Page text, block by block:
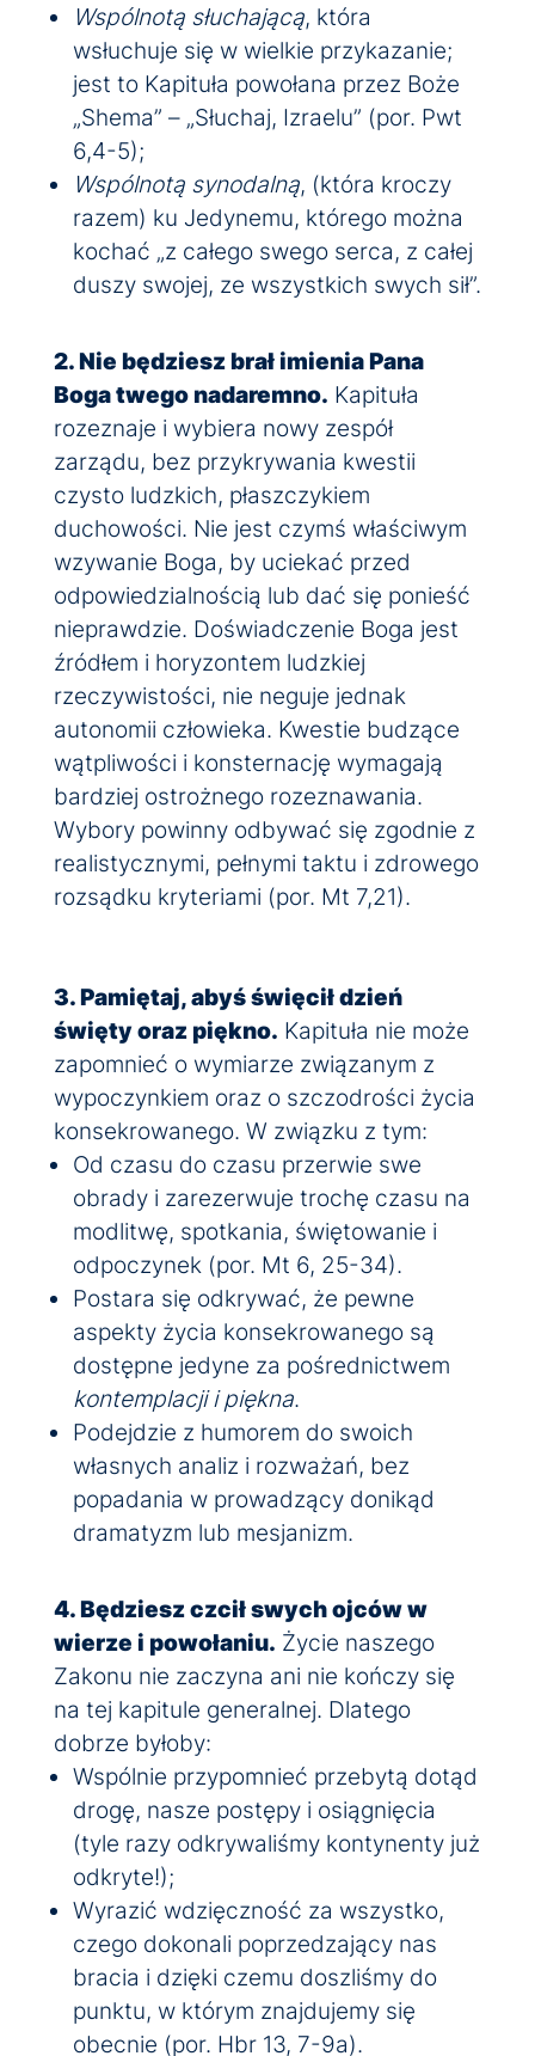
Wspólnotą słuchającą, która
wsłuchuje się w wielkie przykazanie;
jest to Kapituła powołana przez Boże
„Shema” – „Słuchaj, Izraelu” (por. Pwt
6,4-5);
Wspólnotą synodalną, (która kroczy
razem) ku Jedynemu, którego można
kochać „z całego swego serca, z całej
duszy swojej, ze wszystkich swych sił”.
2. Nie będziesz brał imienia Pana
Boga twego nadaremno. Kapituła
rozeznaje i wybiera nowy zespół
zarządu, bez przykrywania kwestii
czysto ludzkich, płaszczykiem
duchowości. Nie jest czymś właściwym
wzywanie Boga, by uciekać przed
odpowiedzialnością lub dać się ponieść
nieprawdzie. Doświadczenie Boga jest
źródłem i horyzontem ludzkiej
rzeczywistości, nie neguje jednak
autonomii człowieka. Kwestie budzące
wątpliwości i konsternację wymagają
bardziej ostrożnego rozeznawania.
Wybory powinny odbywać się zgodnie z
realistycznymi, pełnymi taktu i zdrowego
rozsądku kryteriami (por. Mt 7,21).
3. Pamiętaj, abyś święcił dzień
święty oraz piękno. Kapituła nie może
zapomnieć o wymiarze związanym z
wypoczynkiem oraz o szczodrości życia
konsekrowanego. W związku z tym:
Od czasu do czasu przerwie swe
obrady i zarezerwuje trochę czasu na
modlitwę, spotkania, świętowanie i
odpoczynek (por. Mt 6, 25-34).
Postara się odkrywać, że pewne
aspekty życia konsekrowanego są
dostępne jedyne za pośrednictwem
kontemplacji i piękna.
Podejdzie z humorem do swoich
własnych analiz i rozważań, bez
popadania w prowadzący donikąd
dramatyzm lub mesjanizm.
4. Będziesz czcił swych ojców w
wierze i powołaniu. Życie naszego
Zakonu nie zaczyna ani nie kończy się
na tej kapitule generalnej. Dlatego
dobrze byłoby:
Wspólnie przypomnieć przebytą dotąd
drogę, nasze postępy i osiągnięcia
(tyle razy odkrywaliśmy kontynenty już
odkryte!);
Wyrazić wdzięczność za wszystko,
czego dokonali poprzedzający nas
bracia i dzięki czemu doszliśmy do
punktu, w którym znajdujemy się
obecnie (por. Hbr 13, 7-9a).